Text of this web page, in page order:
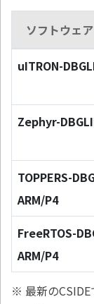
ソフトウェ
uITRON-
Zephyr-
TOPPERS-
ARM/P4
FreeRTOS-
ARM/P4
※ 最新の